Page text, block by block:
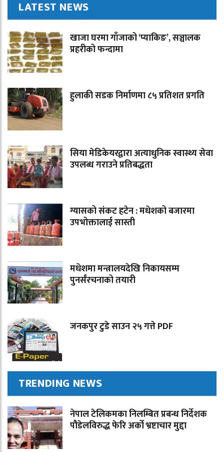
LATEST NEWS
खाजा घरमा गाँजाको ‘प्याकिङ’, सञ्चालक
प्रहरीको फन्दामा
हुलाकी सडक निर्माणमा ८५ प्रतिशत प्रगति
सिया मेडिकेयरद्वारा अत्याधुनिक स्वास्थ्य सेवा
उपलब्ध गराउने प्रतिबद्धता
ग्यासको संकट हटेन : मधेशको बजारमा
उपभोक्तालाई सास्ती
मधेशमा मन्त्रालयदेखि निकायसम्म
पुनर्संरचनाको तयारी
जनकपुर टुडे साउन २५ गत्ते PDF
TRENDING NEWS
नेपाल टेलिकमका निलम्बित प्रबन्ध निर्देशक
पौडेलविरुद्ध फेरि अर्को भ्रष्टाचार मुद्दा